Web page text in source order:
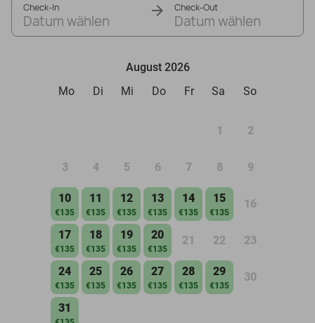
Check-In
Datum wählen
Check-Out
Datum wählen
August 2026
Mo
Di Mi Do Fr Sa So
1 2
3 4 5 6 7 8 9
10
€135
11
€135
12
€135
13
€135
14
€135
15
€135
16
17
€135
18
€135
19
€135
20
€135
21 22 23
24
€135
25
€135
26
€135
27
€135
28
€135
29
€135
30
31